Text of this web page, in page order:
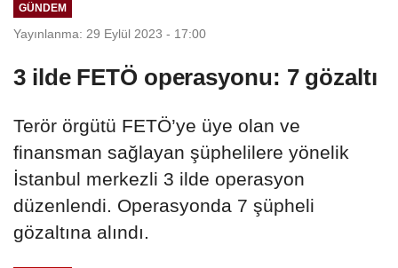
GÜNDEM
Yayınlanma: 29 Eylül 2023 - 17:00
3 ilde FETÖ operasyonu: 7 gözaltı
Terör örgütü FETÖ’ye üye olan ve
finansman sağlayan şüphelilere yönelik
İstanbul merkezli 3 ilde operasyon
düzenlendi. Operasyonda 7 şüpheli
gözaltına alındı.